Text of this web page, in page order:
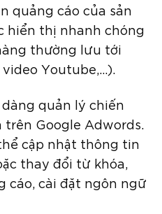
quảng cáo của sản
hiển thị nhanh chóng
thường lưu tới
Youtube,…).
quản lý chiến
Google Adwords.
cập nhật thông tin
thay đổi từ khóa,
cáo, cài đặt ngôn ngữ